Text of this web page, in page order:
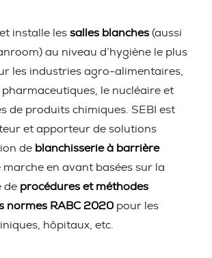
installe les salles blanches (aussi
au niveau d’hygiène le plus
les industries agro-alimentaires,
pharmaceutiques, le nucléaire et
de produits chimiques. SEBI est
et apporteur de solutions
de blanchisserie à barrière
marche en avant basées sur la
de procédures et méthodes
normes RABC 2020 pour les
hôpitaux, etc.